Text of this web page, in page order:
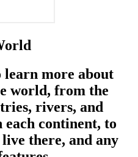
learn more about
world, from the
rivers, and
each continent, to
there, and any